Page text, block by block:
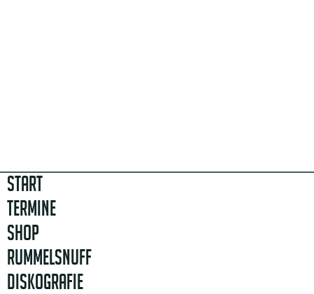
START
TERMINE
SHOP
RUMMELSNUFF
DISKOGRAFIE